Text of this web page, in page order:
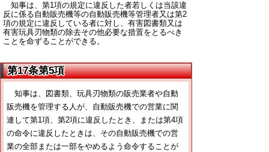
知事は、第1項の規定に違反した者若しくは当該違
反に係る自動販売機等の自動販売機等管理者又は第2
項の規定に違反している者に対し、有害図書類又は
有害玩具刃物類の除去その他必要な措置をとるべき
ことを命ずることができる。
第17条第5項
知事は、図書類、玩具刃物類の販売業者や自動
販売機を管理する人が、自動販売機での営業に関
連して第1項、第2項に違反したとき、または第4項
の命令に違反したときは、その自動販売機での営
業の全部または一部をやめるよう命令することが